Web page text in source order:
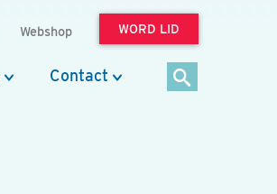
Webshop WORD LID
Contact